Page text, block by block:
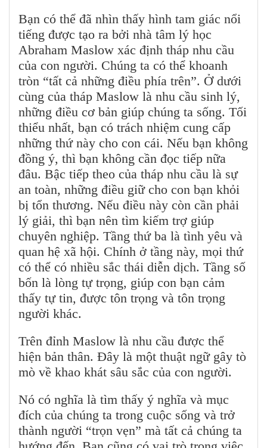
Bạn có thể đã nhìn thấy hình tam giác nổi
tiếng được tạo ra bởi nhà tâm lý học
Abraham Maslow xác định tháp nhu cầu
của con người. Chúng ta có thể khoanh
tròn “tất cả những điều phía trên”. Ở dưới
cùng của tháp Maslow là nhu cầu sinh lý,
những điều cơ bản giúp chúng ta sống. Tối
thiểu nhất, bạn có trách nhiệm cung cấp
những thứ này cho con cái. Nếu bạn không
đồng ý, thì bạn không cần đọc tiếp nữa
đâu. Bậc tiếp theo của tháp nhu cầu là sự
an toàn, những điều giữ cho con bạn khỏi
bị tổn thương. Nếu điều này còn cần phải
lý giải, thì bạn nên tìm kiếm trợ giúp
chuyên nghiệp. Tầng thứ ba là tình yêu và
quan hệ xã hội. Chính ở tầng này, mọi thứ
có thể có nhiều sắc thái diễn dịch. Tầng số
bốn là lòng tự trọng, giúp con bạn cảm
thấy tự tin, được tôn trọng và tôn trọng
người khác.
Trên đỉnh Maslow là nhu cầu được thể
hiện bản thân. Đây là một thuật ngữ gây tò
mò về khao khát sâu sắc của con người.
Nó có nghĩa là tìm thấy ý nghĩa và mục
đích của chúng ta trong cuộc sống và trở
thành người “trọn vẹn” mà tất cả chúng ta